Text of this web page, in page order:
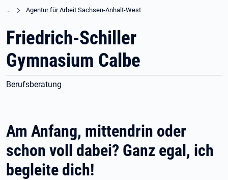
Agentur für Arbeit Sachsen-Anhalt-West
Friedrich-Schiller
Gymnasium Calbe
Berufsberatung
Am Anfang, mittendrin oder
schon voll dabei? Ganz egal, ich
begleite dich!